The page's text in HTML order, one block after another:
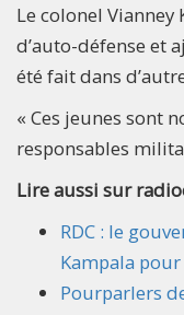
Le colonel Vianney
d’auto-défense et
été fait dans
« Ces jeunes sont
responsables
Lire aussi sur
RDC : le
Kampala
Pourparlers